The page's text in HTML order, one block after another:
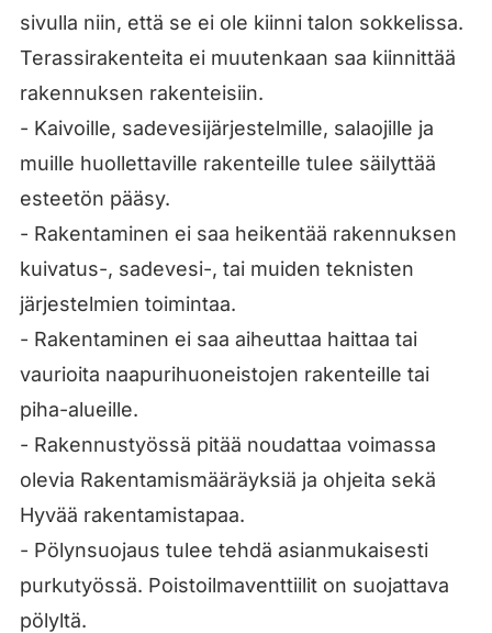
sivulla niin, että se ei ole kiinni talon sokkelissa.
Terassirakenteita ei muutenkaan saa kiinnittää
rakennuksen rakenteisiin.
- Kaivoille, sadevesijärjestelmille, salaojille ja
muille huollettaville rakenteille tulee säilyttää
esteetön pääsy.
- Rakentaminen ei saa heikentää rakennuksen
kuivatus-, sadevesi-, tai muiden teknisten
järjestelmien toimintaa.
- Rakentaminen ei saa aiheuttaa haittaa tai
vaurioita naapurihuoneistojen rakenteille tai
piha-alueille.
- Rakennustyössä pitää noudattaa voimassa
olevia Rakentamismääräyksiä ja ohjeita sekä
Hyvää rakentamistapaa.
- Pölynsuojaus tulee tehdä asianmukaisesti
purkutyössä. Poistoilmaventtiilit on suojattava
pölyltä.